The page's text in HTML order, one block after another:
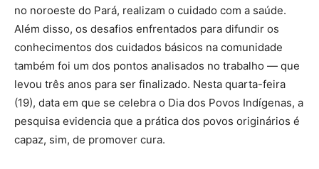
no noroeste do Pará, realizam o cuidado com a saúde.
Além disso, os desafios enfrentados para difundir os
conhecimentos dos cuidados básicos na comunidade
também foi um dos pontos analisados no trabalho — que
levou três anos para ser finalizado. Nesta quarta-feira
(19), data em que se celebra o Dia dos Povos Indígenas, a
pesquisa evidencia que a prática dos povos originários é
capaz, sim, de promover cura.